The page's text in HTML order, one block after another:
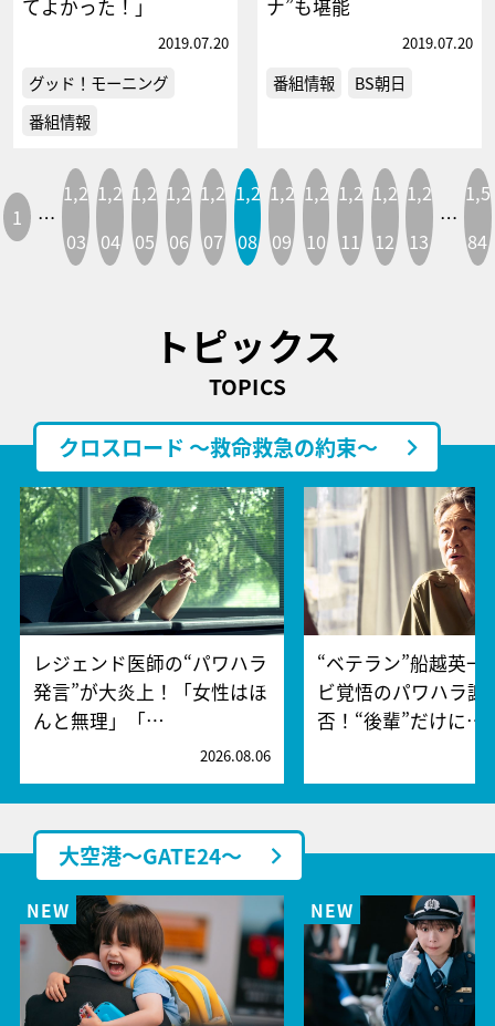
てよかった！」
2019.07.20
グッド！モーニング
番組情報
ナ”も堪能
2019.07.20
番組情報 BS朝日
1 …
1,2
03
1,2
04
1,2
05
1,2
06
1,2
07
1,2
08
1,2
09
1,2
10
1,2
11
1,2
12
1,2
13
…
1,5
84
トピックス
TOPICS
クロスロード ～救命救急の約束～
レジェンド医師の“パワハラ
発言”が大炎上！「女性はほ
んと無理」「…
2026.08.06
“ベテラン”船越英一
ビ覚悟のパワハラ謝
否！“後輩”だけに…
大空港～GATE24～